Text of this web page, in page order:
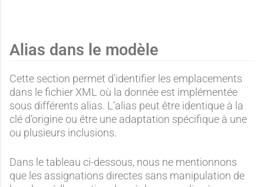
Alias dans le modèle
Cette section permet d'identifier les emplacements
dans le fichier XML où la donnée est implémentée
sous différents alias. L’alias peut être identique à la
clé d’origine ou être une adaptation spécifique à une
ou plusieurs inclusions.
Dans le tableau ci-dessous, nous ne mentionnons
que les assignations directes sans manipulation de